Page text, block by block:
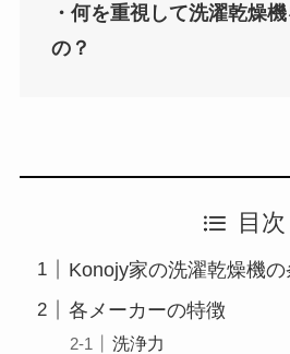
・何を重視して洗濯乾燥
の？
目次
Konojy家の洗濯乾燥機の
各メーカーの特徴
洗浄力